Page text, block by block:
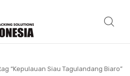
“Kepulauan Siau Tagulandang Biaro”